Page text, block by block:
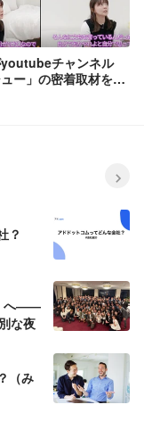
チャンネル
ュー」の密着取材を受
？
へ――
な夜
（み